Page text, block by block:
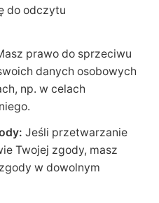
do odczytu
prawo do sprzeciwu
danych osobowych
np. w celach
Jeśli przetwarzanie
Twojej zgody, masz
w dowolnym